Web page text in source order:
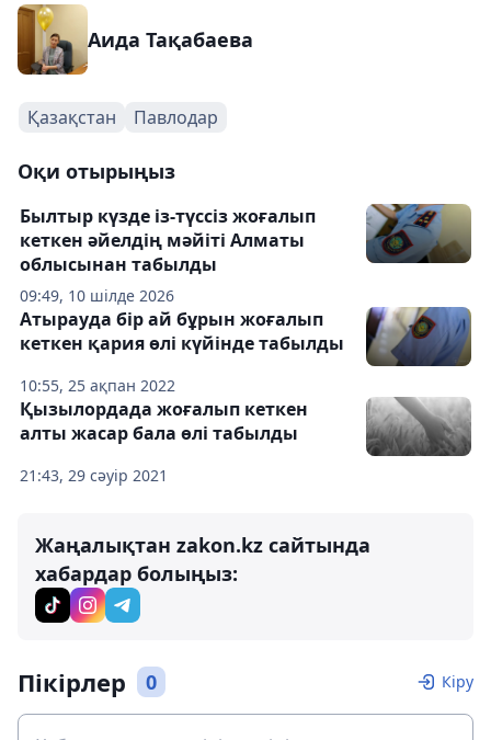
Аида Тақабаева
Қазақстан Павлодар
Оқи отырыңыз
09:49, 10 шілде 2026
Былтыр күзде із-түссіз жоғалып
кеткен әйелдің мәйіті Алматы
облысынан табылды
10:55, 25 ақпан 2022
Атырауда бір ай бұрын жоғалып
кеткен қария өлі күйінде табылды
21:43, 29 сәуір 2021
Қызылордада жоғалып кеткен
алты жасар бала өлі табылды
Жаңалықтан zakon.kz сайтында
хабардар болыңыз:
Пікірлер 0 Кіру